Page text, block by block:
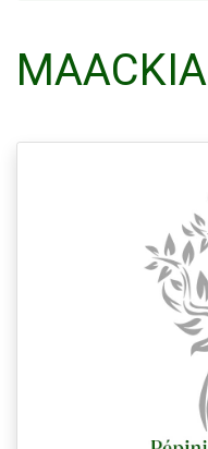
MAACKIA